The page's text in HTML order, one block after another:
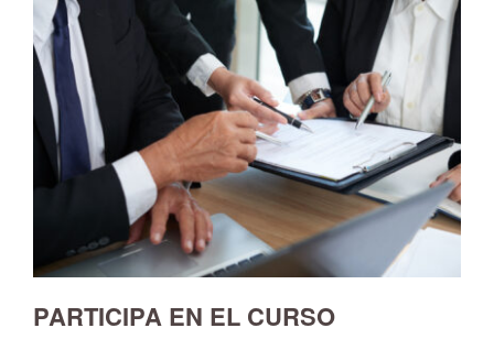
PARTICIPA EN EL CURSO